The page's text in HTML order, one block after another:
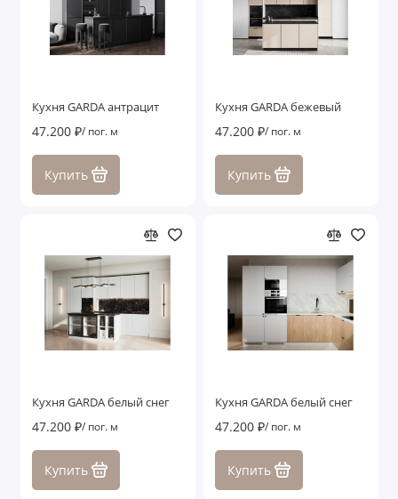
Кухня GARDA антрацит
47.200 ₽/ пог. м
Купить
Кухня GARDA бежевый
47.200 ₽/ пог. м
Купить
Кухня GARDA белый снег
47.200 ₽/ пог. м
Купить
Кухня GARDA белый снег
47.200 ₽/ пог. м
Купить